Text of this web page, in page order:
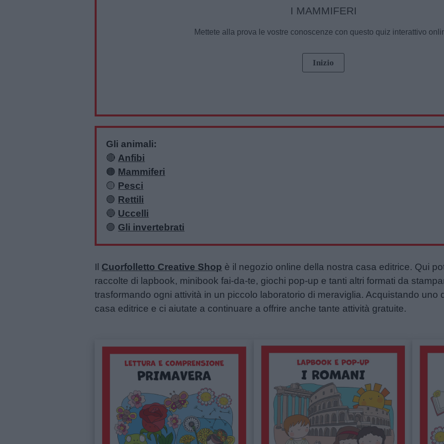
I MAMMIFERI
Mettete alla prova le vostre conoscenze con questo quiz interattivo
Gli animali:
🔴 Anfibi
🟠 Mammiferi
🟡 Pesci
🟢 Rettili
🔵 Uccelli
🟣 Gli invertebrati
Il Cuorfolletto Creative Shop è il negozio online della nostra casa editrice. Qui
raccolte di lapbook, minibook fai-da-te, giochi pop-up e tanti altri formati da
trasformando ogni attività in un piccolo laboratorio di meraviglia. Acquistando uno
casa editrice e ci aiutate a continuare a offrire anche tante attività gratuite.